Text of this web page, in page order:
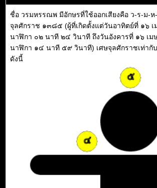
ชื่อ วรมหรรณพ มีอักษรที่ใช้ออกเสียงคือ ว-ร-ม-
จุลศักราช ๑๓๘๕ (ผู้ที่เกิดตั้งแต่วันอาทิตย์ที่ ๑๖
นาฬิกา ๐๒ นาที ๒๔ วินาที ถึงวันอังคารที่ ๑๖ เ
นาฬิกา ๑๔ นาที ๕๙ วินาที) เศษจุลศักราชเท่ากั
ดังนี้